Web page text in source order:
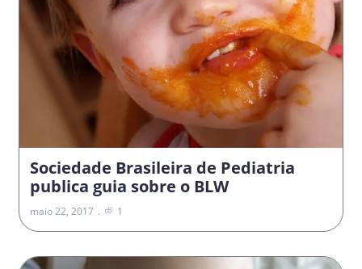
Sociedade Brasileira de Pediatria
publica guia sobre o BLW
maio 22, 2017 1